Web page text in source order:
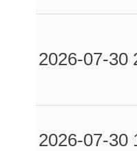
2026-07-30
2026-07-30